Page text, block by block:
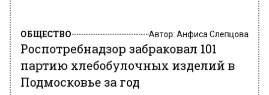
ОБЩЕСТВО Автор: Анфиса Слепцова
Роспотребнадзор забраковал 101
партию хлебобулочных изделий в
Подмосковье за год